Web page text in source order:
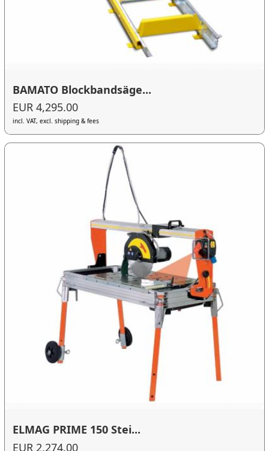
BAMATO Blockbandsäge...
EUR 4,295.00
incl. VAT, excl. shipping & fees
ELMAG PRIME 150 Stei...
EUR 2,274.00